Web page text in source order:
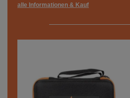
alle Informationen & Kauf